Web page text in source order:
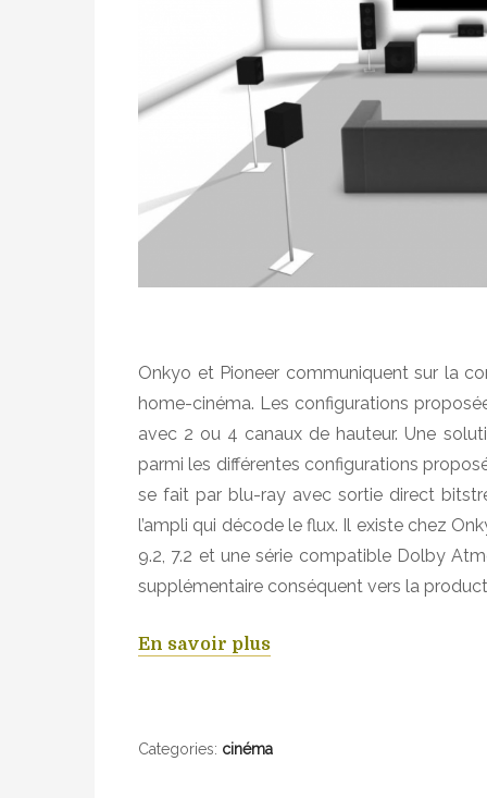
s
i
h
Onkyo et Pioneer communiquent sur la
home-cinéma. Les configurations
avec 2 ou 4 canaux de hauteur. Une
parmi les différentes configurations
se fait par blu-ray avec sortie direct
l’ampli qui décode le flux. Il existe chez
9.2, 7.2 et une série compatible Dolby
supplémentaire conséquent vers la
En savoir plus
Categories: cinéma